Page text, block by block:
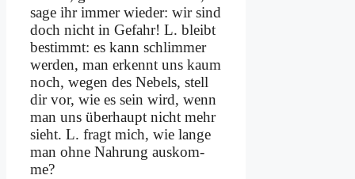
sa­ge ihr im­mer wie­der: wir sind
doch nicht in Ge­fahr! L. bleibt
be­stimmt: es kann schlim­mer
wer­den, man er­kennt uns kaum
noch, we­gen des Ne­bels, stell
dir vor, wie es sein wird, wenn
man uns über­haupt nicht mehr
sieht. L. fragt mich, wie lan­ge
man oh­ne Nah­rung aus­kom­
me?